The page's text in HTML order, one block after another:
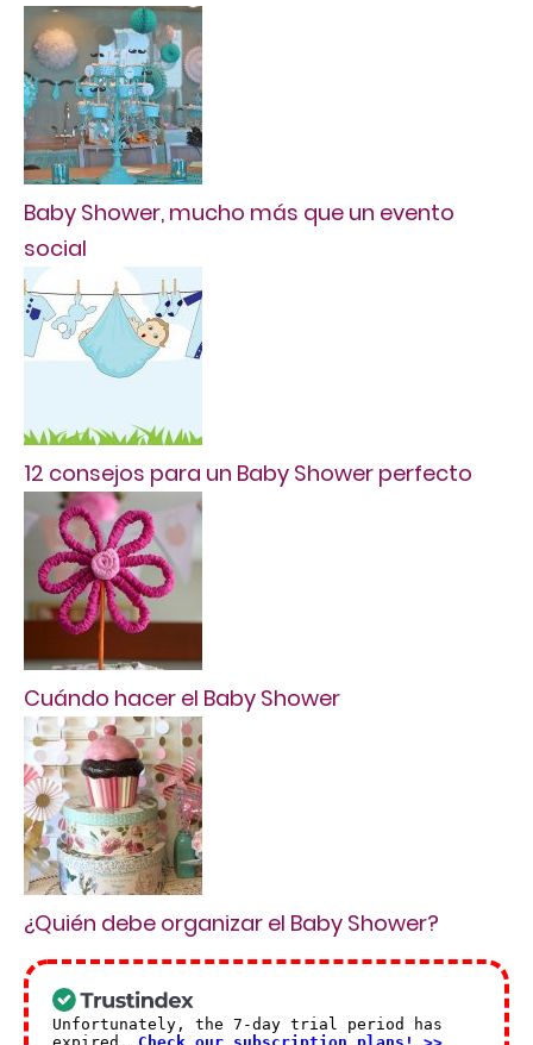
Baby Shower, mucho más que un evento
social
12 consejos para un Baby Shower perfecto
Cuándo hacer el Baby Shower
¿Quién debe organizar el Baby Shower?